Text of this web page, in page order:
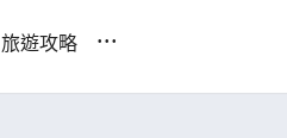
旅遊攻略 ...